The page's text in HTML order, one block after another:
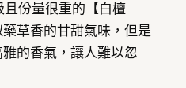
份量很重的【白檀
草香的甘甜氣味，但是
的香氣，讓人難以忽